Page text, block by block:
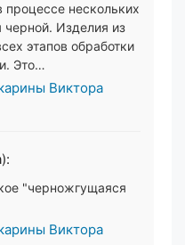
процессе нескольких
черной. Изделия из
этапов обработки
Это…
Виктора
"черножгущаяся
Виктора